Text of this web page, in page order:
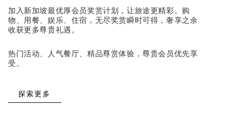
加入新加坡最优厚会员奖赏计划，让旅途更精彩。购
物、用餐、娱乐、住宿，无尽奖赏瞬时可得，奢享之余
收获更多尊贵礼遇。
热门活动、人气餐厅、精品尊赏体验，尊贵会员优先享
受。
探索更多